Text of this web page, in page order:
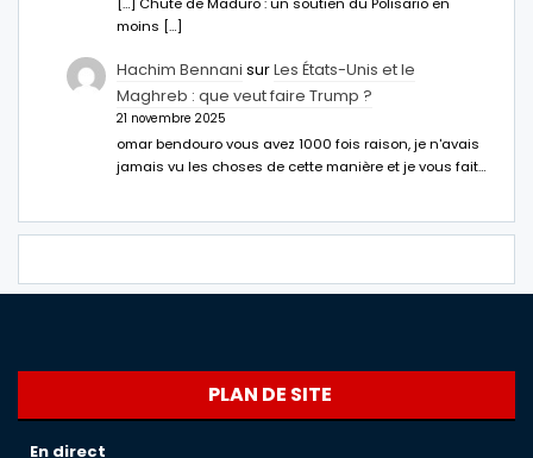
moins […]
Hachim Bennani surLes États-Unis et le
Maghreb : que veut faire Trump ?
21 novembre 2025
omar bendouro vous avez 1000 fois raison, je n'avais
jamais vu les choses de cette manière et je vous fait…
PLAN DE SITE
En direct